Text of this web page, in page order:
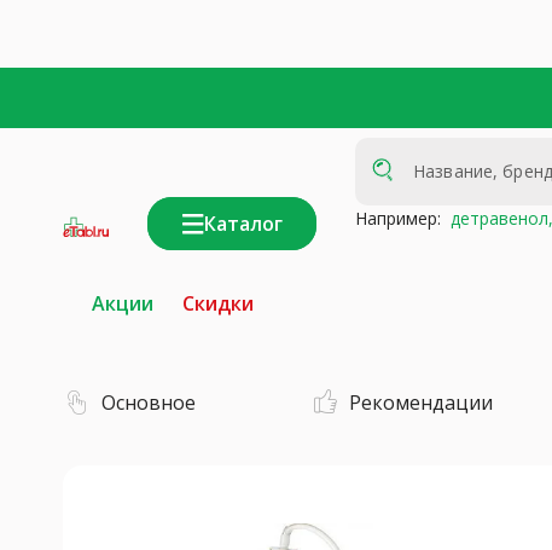
Каталог Например: детравенол,
Акции Скидки
Основное Рекомендации